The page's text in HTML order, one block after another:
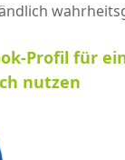
Profil für
nutzen